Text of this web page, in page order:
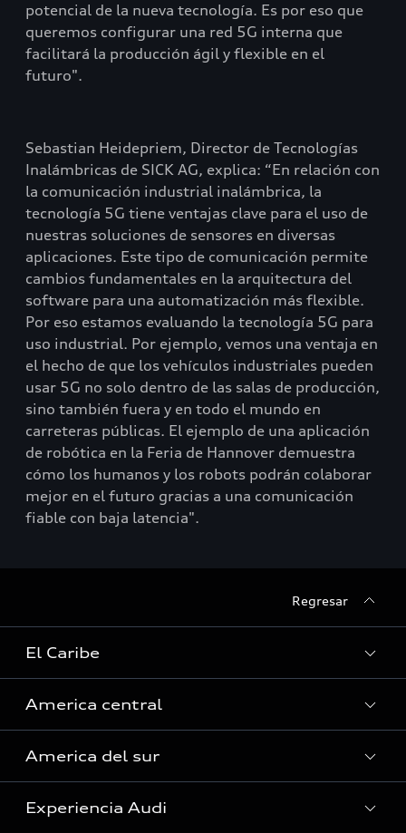
potencial de la nueva tecnología. Es por eso que
queremos configurar una red 5G interna que
facilitará la producción ágil y flexible en el
futuro".
Sebastian Heidepriem, Director de Tecnologías
Inalámbricas de SICK AG, explica: “En relación con
la comunicación industrial inalámbrica, la
tecnología 5G tiene ventajas clave para el uso de
nuestras soluciones de sensores en diversas
aplicaciones. Este tipo de comunicación permite
cambios fundamentales en la arquitectura del
software para una automatización más flexible.
Por eso estamos evaluando la tecnología 5G para
uso industrial. Por ejemplo, vemos una ventaja en
el hecho de que los vehículos industriales pueden
usar 5G no solo dentro de las salas de producción,
sino también fuera y en todo el mundo en
carreteras públicas. El ejemplo de una aplicación
de robótica en la Feria de Hannover demuestra
cómo los humanos y los robots podrán colaborar
mejor en el futuro gracias a una comunicación
fiable con baja latencia".
Regresar
El Caribe
Curazao
Guadalupe
America central
Costa Rica
El Salvador
America del sur
Experiencia Audi